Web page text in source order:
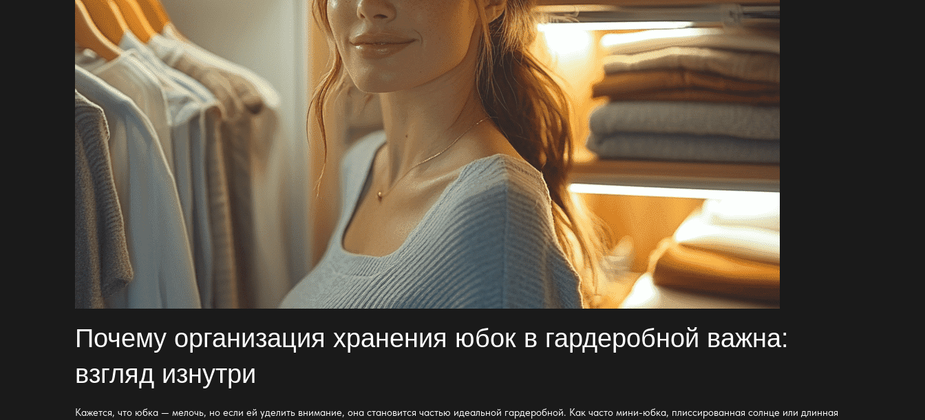
Почему организация хранения юбок в гардеробной важна:
взгляд изнутри
Кажется, что юбка — мелочь, но если ей уделить внимание, она становится частью идеальной гардеробной. Как часто мини-юбка, плиссированная солнце или длинная